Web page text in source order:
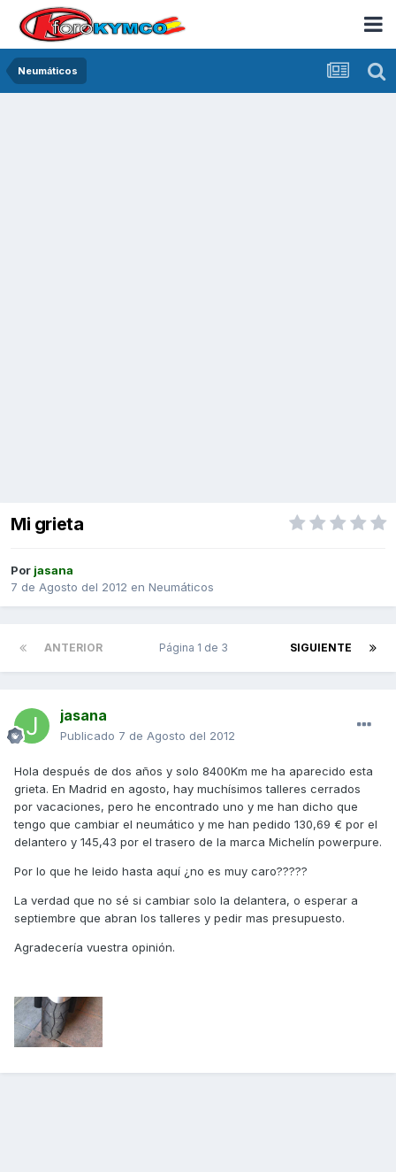
Neumáticos
Mi grieta
Por jasana
7 de Agosto del 2012 en Neumáticos
ANTERIOR SIGUIENTE
Página 1 de 3
jasana
Publicado 7 de Agosto del 2012
Hola después de dos años y solo 8400Km me ha aparecido esta
grieta. En Madrid en agosto, hay muchísimos talleres cerrados
por vacaciones, pero he encontrado uno y me han dicho que
tengo que cambiar el neumático y me han pedido 130,69 € por el
delantero y 145,43 por el trasero de la marca Michelín powerpure.
Por lo que he leido hasta aquí ¿no es muy caro?????
La verdad que no sé si cambiar solo la delantera, o esperar a
septiembre que abran los talleres y pedir mas presupuesto.
Agradecería vuestra opinión.